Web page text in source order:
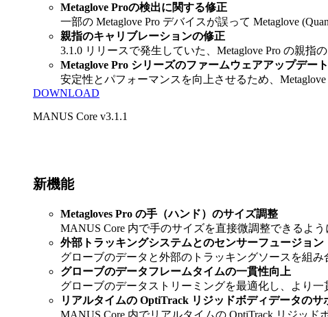
Metaglove Proの検出に関する修正
一部の Metaglove Pro デバイスが誤って Metaglove
親指のキャリブレーションの修正
3.1.0 リリースで発生していた、Metaglove Pro の親指
Metaglove Pro シリーズのファームウェアアップデート
安定性とパフォーマンスを向上させるため、
DOWNLOAD
MANUS Core v3.1.1
新機能
Metagloves Pro の手（ハンド）のサイズ調整
MANUS Core 内で手のサイズを直接微調整できるよ
外部トラッキングシステムとのセンサーフュージョン
グローブのデータと外部のトラッキングソースを組
グローブのデータフレームタイムの一貫性向上
グローブのデータストリーミングを最適化し、より
リアルタイムの OptiTrack リジッドボディデータのサ
MANUS Core 内でリアルタイムの OptiTrack リジッ